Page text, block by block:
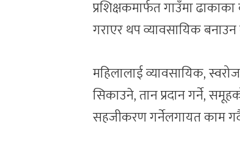
प्रशिक्षकमार्फत गाउँमा
गराएर थप व्यावसायिक
महिलालाई व्यावसायिक,
सिकाउने, तान प्रदान गर्ने,
सहजीकरण गर्नेलगायत काम